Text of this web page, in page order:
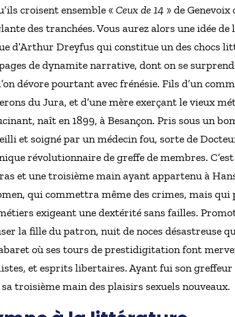
croisent ensemble « Ceux de 14 » de Genevoix
des tranchées. Vous aurez alors une idée de
d’Arthur Dreyfus qui constitue un des chocs
de dynamite narrative, dont on se
dévore pourtant avec frénésie. Fils d’un
du Jura, et d’une mère exerçant le vieux
naît en 1899, à Besançon. Pris sous un
et soigné par un médecin fou, sorte de
révolutionnaire de greffe de membres.
et une troisième main ayant appartenu à
qui commettra même des crimes, mais qui
exigeant une dextérité sans failles.
la fille du patron, nuit de noces désastreuse
où ses tours de prestidigitation font
et esprits libertaires. Ayant fui son
sa troisième main des plaisirs sexuels nouveaux.